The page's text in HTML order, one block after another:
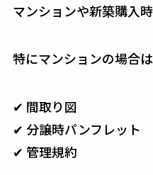
マンションや新築購入
特にマンションの場合は
✔ 間取り図
✔ 分譲時パンフレット
✔ 管理規約